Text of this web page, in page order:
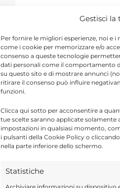
Gestisci la
Per fornire le migliori esperienze, noi e
come i cookie per memorizzare e/o
consenso a queste tecnologie
dati personali come il comportamento
su questo sito e di mostrare annunci
ritirare il consenso può influire
funzioni.
Clicca qui sotto per acconsentire a
tue scelte saranno applicate solamente
impostazioni in qualsiasi momento,
i pulsanti della Cookie Policy o
nella parte inferiore dello schermo.
Statistiche
Val Grande, dal 27
altrettante giornate
Guide del ...
Mirabilandia,
Parco
d'Italia
Mirabilandia, sabato
divertimenti più